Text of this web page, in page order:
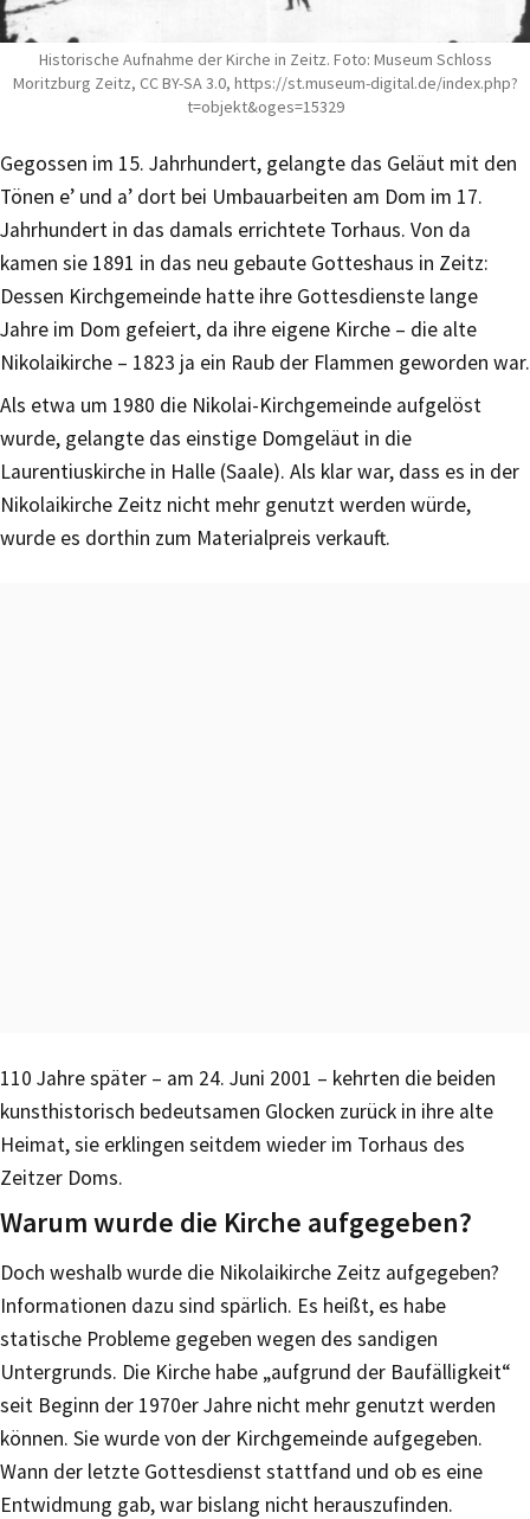
Historische Aufnahme der Kirche in Zeitz. Foto: Museum Schloss
Moritzburg Zeitz, CC BY-SA 3.0, https://st.museum-digital.de/index.php?
t=objekt&oges=15329
Gegossen im 15. Jahrhundert, gelangte das Geläut mit den
Tönen e’ und a’ dort bei Umbauarbeiten am Dom im 17.
Jahrhundert in das damals errichtete Torhaus. Von da
kamen sie 1891 in das neu gebaute Gotteshaus in Zeitz:
Dessen Kirchgemeinde hatte ihre Gottesdienste lange
Jahre im Dom gefeiert, da ihre eigene Kirche – die alte
Nikolaikirche – 1823 ja ein Raub der Flammen geworden war.
Als etwa um 1980 die Nikolai-Kirchgemeinde aufgelöst
wurde, gelangte das einstige Domgeläut in die
Laurentiuskirche in Halle (Saale). Als klar war, dass es in der
Nikolaikirche Zeitz nicht mehr genutzt werden würde,
wurde es dorthin zum Materialpreis verkauft.
110 Jahre später – am 24. Juni 2001 – kehrten die beiden
kunsthistorisch bedeutsamen Glocken zurück in ihre alte
Heimat, sie erklingen seitdem wieder im Torhaus des
Zeitzer Doms.
Warum wurde die Kirche aufgegeben?
Doch weshalb wurde die Nikolaikirche Zeitz aufgegeben?
Informationen dazu sind spärlich. Es heißt, es habe
statische Probleme gegeben wegen des sandigen
Untergrunds. Die Kirche habe „aufgrund der Baufälligkeit“
seit Beginn der 1970er Jahre nicht mehr genutzt werden
können. Sie wurde von der Kirchgemeinde aufgegeben.
Wann der letzte Gottesdienst stattfand und ob es eine
Entwidmung gab, war bislang nicht herauszufinden.